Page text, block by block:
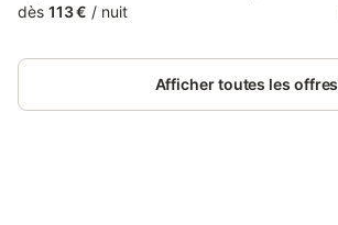
pour jusqu'à 4 personnes. Profitez d'une
août, ainsi que d'un jardin agréable pour
vous détendre. L'accès facile à la région
dès 113 € / nuit
Afficher toutes les offres